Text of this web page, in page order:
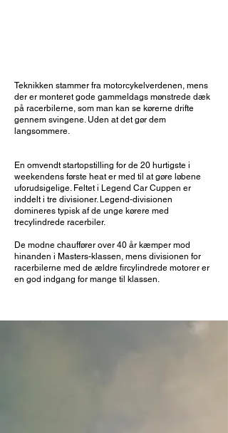
Teknikken stammer fra motorcykelverdenen, mens
der er monteret gode gammeldags mønstrede dæk
på racerbilerne, som man kan se kørerne drifte
gennem svingene. Uden at det gør dem
langsommere.
En omvendt startopstilling for de 20 hurtigste i
weekendens første heat er med til at gøre løbene
uforudsigelige. Feltet i Legend Car Cuppen er
inddelt i tre divisioner. Legend-divisionen
domineres typisk af de unge kørere med
trecylindrede racerbiler.
De modne chauffører over 40 år kæmper mod
hinanden i Masters-klassen, mens divisionen for
racerbilerne med de ældre fircylindrede motorer er
en god indgang for mange til klassen.